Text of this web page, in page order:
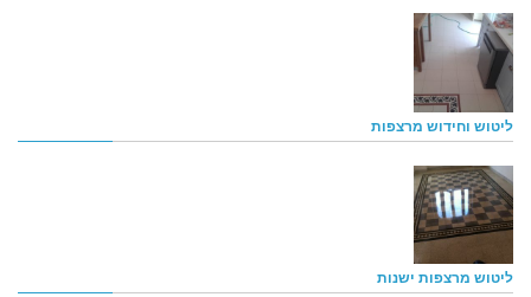
ליטוש וחידוש מרצפות
ליטוש מרצפות ישנות